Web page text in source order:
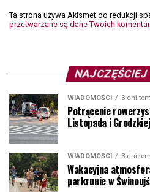
Ta strona używa Akismet do redukcji
przetwarzane są dane Twoich
NAJCZĘŚCIEJ
WIADOMOŚCI 3 dni
Potrącenie
Listopada i
WIADOMOŚCI 3 dni
Wakacyjna
parkrunie w